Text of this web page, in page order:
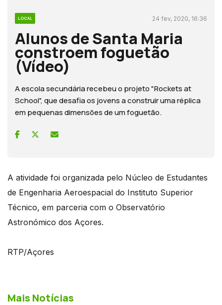
LOCAL 24 fev, 2020, 16:36
Alunos de Santa Maria
constroem foguetão
(Vídeo)
A escola secundária recebeu o projeto "Rockets at
School", que desafia os jovens a construir uma réplica
em pequenas dimensões de um foguetão.
A atividade foi organizada pelo Núcleo de Estudantes
de Engenharia Aeroespacial do Instituto Superior
Técnico, em parceria com o Observatório
Astronómico dos Açores.
RTP/Açores
Mais Notícias